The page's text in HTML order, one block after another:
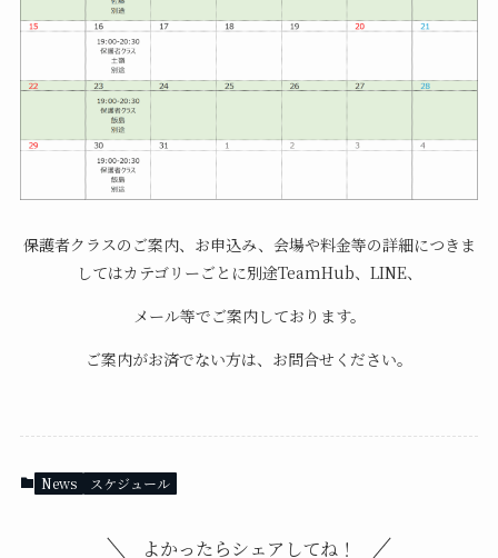
保護者クラスのご案内、お申込み、会場や料金等の詳細につきま
してはカテゴリーごとに別途TeamHub、LINE、
メール等でご案内しております。
ご案内がお済でない方は、お問合せください。
News スケジュール
よかったらシェアしてね！